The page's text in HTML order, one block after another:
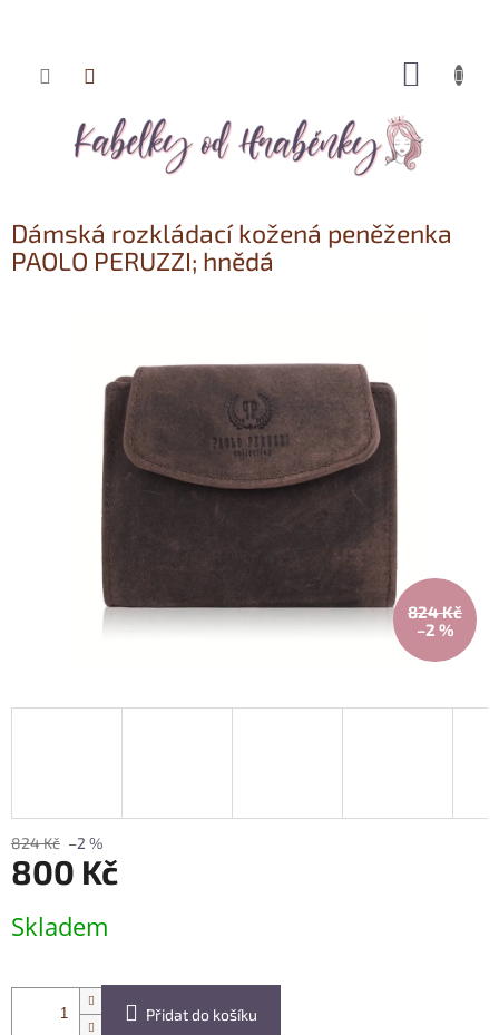
Přejít
Dámská rozkládací kožená peněženka
PAOLO PERUZZI; hnědá
824 Kč
–2 %
824 Kč –2 %
800 Kč
cena:
Skladem
Přidat do košíku